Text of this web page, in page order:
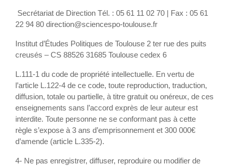
Secrétariat de Direction Tél. : 05 61 11 02 70 | Fax : 05 61
22 94 80 direction@sciencespo-toulouse.fr
Institut d’Études Politiques de Toulouse 2 ter rue des puits
creusés – CS 88526 31685 Toulouse cedex 6
L.111-1 du code de propriété intellectuelle. En vertu de
l’article L.122-4 de ce code, toute reproduction, traduction,
diffusion, totale ou partielle, à titre gratuit ou onéreux, de ces
enseignements sans l’accord exprès de leur auteur est
interdite. Toute personne ne se conformant pas à cette
règle s’expose à 3 ans d’emprisonnement et 300 000€
d’amende (article L.335-2).
4- Ne pas enregistrer, diffuser, reproduire ou modifier de